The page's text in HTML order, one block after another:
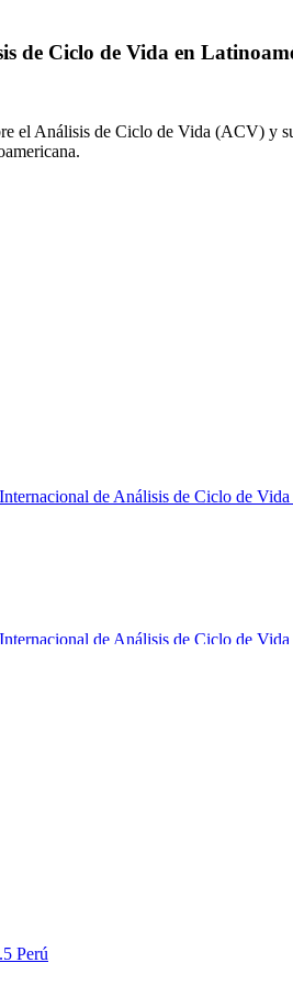
de Ciclo de Vida en
el Análisis de Ciclo de Vida (ACV) y
de Análisis de Ciclo de
de Análisis de Ciclo de
Perú